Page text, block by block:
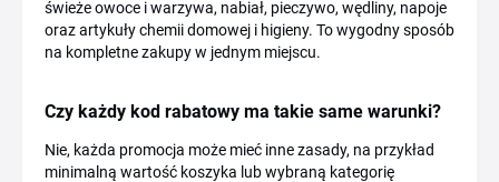
świeże owoce i warzywa, nabiał, pieczywo, wędliny, napoje
oraz artykuły chemii domowej i higieny. To wygodny sposób
na kompletne zakupy w jednym miejscu.
Czy każdy kod rabatowy ma takie same warunki?
Nie, każda promocja może mieć inne zasady, na przykład
minimalną wartość koszyka lub wybraną kategorię